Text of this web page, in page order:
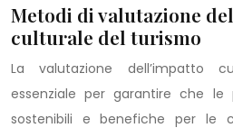
Metodi di valutazione
culturale del turismo
La valutazione dell’impatto
essenziale per garantire che le
sostenibili e benefiche per le